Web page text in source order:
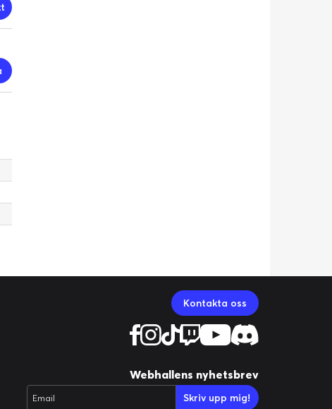
Kontakta oss
Webhallens nyhetsbrev
Email Skriv upp mig!